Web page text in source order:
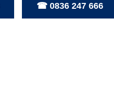
☎ 0836 247 666